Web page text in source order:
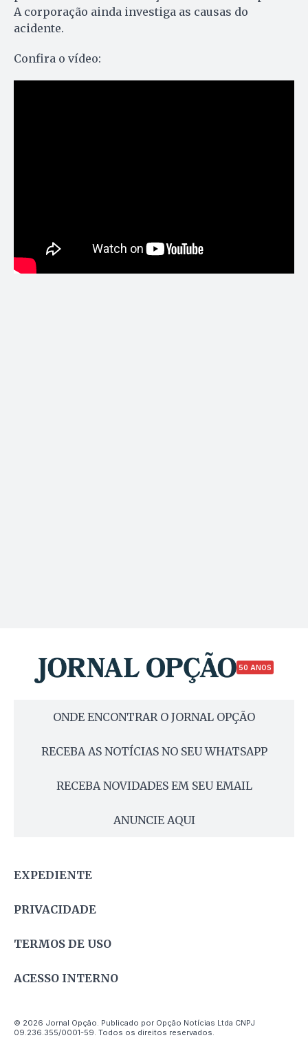
A corporação ainda investiga as causas do
acidente.
Confira o vídeo:
50 ANOS
ONDE ENCONTRAR O JORNAL OPÇÃO
RECEBA AS NOTÍCIAS NO SEU WHATSAPP
RECEBA NOVIDADES EM SEU EMAIL
ANUNCIE AQUI
EXPEDIENTE
PRIVACIDADE
TERMOS DE USO
ACESSO INTERNO
© 2026 Jornal Opção. Publicado por Opção Notícias Ltda CNPJ
09.236.355/0001-59. Todos os direitos reservados.